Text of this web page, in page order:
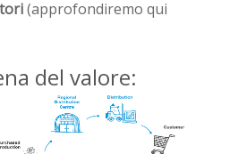
(approfondiremo qui
del valore: